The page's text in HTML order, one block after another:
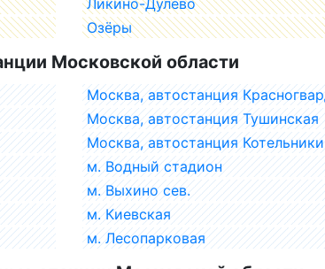
Озёры
Московской области
Москва, автостанция
Москва, автостанция Тушинская
Москва, автостанция Котельники
м. Водный стадион
м. Выхино сев.
м. Киевская
м. Лесопарковая